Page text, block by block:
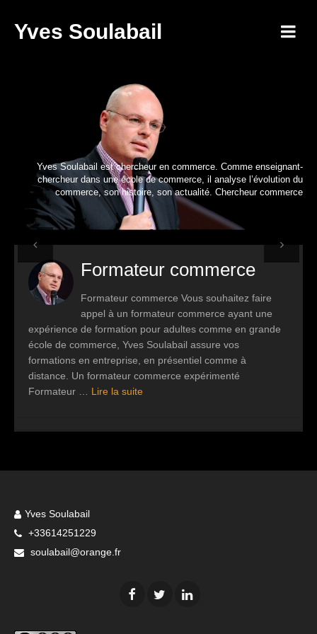
Yves Soulabail
Chercheur
commerce
Yves Soulabail est chercheur en commerce. Comme enseignant-
chercheur dans une école de commerce, il analyse l’évolution du
commerce, son histoire, son actualité. Chercheur commerce
Previous Formateur commerce
Formateur commerce Vous souhaitez faire
appel à un formateur commerce ayant une
expérience de formation pour adultes comme en grande
école de commerce, Yves Soulabail assure vos
formations en entreprise, en présentiel comme à
distance. Un formateur commerce expérimenté
Formateur … Lire la suite
Yves Soulabail
+33614251229
soulabail@orange.fr